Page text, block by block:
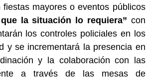
mayores o eventos públicos
la situación lo requiera” con
los controles policiales en los
y se incrementará la presencia en
y la colaboración con las
a través de las mesas de